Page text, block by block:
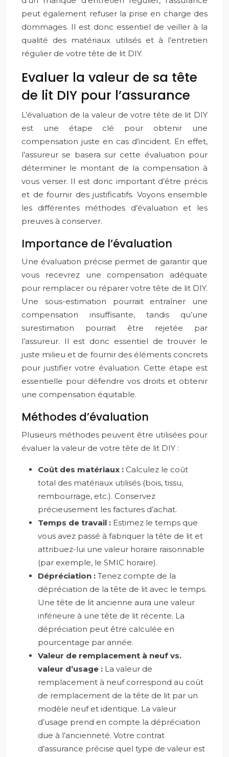
peut également refuser la prise en charge des
dommages. Il est donc essentiel de veiller à la
qualité des matériaux utilisés et à l’entretien
régulier de votre tête de lit DIY.
Evaluer la valeur de sa tête
de lit DIY pour l’assurance
L’évaluation de la valeur de votre tête de lit DIY
est une étape clé pour obtenir une
compensation juste en cas d’incident. En effet,
l’assureur se basera sur cette évaluation pour
déterminer le montant de la compensation à
vous verser. Il est donc important d’être précis
et de fournir des justificatifs. Voyons ensemble
les différentes méthodes d’évaluation et les
preuves à conserver.
Importance de l’évaluation
Une évaluation précise permet de garantir que
vous recevrez une compensation adéquate
pour remplacer ou réparer votre tête de lit DIY.
Une sous-estimation pourrait entraîner une
compensation insuffisante, tandis qu’une
surestimation pourrait être rejetée par
l’assureur. Il est donc essentiel de trouver le
juste milieu et de fournir des éléments concrets
pour justifier votre évaluation. Cette étape est
essentielle pour défendre vos droits et obtenir
une compensation équitable.
Méthodes d’évaluation
Plusieurs méthodes peuvent être utilisées pour
évaluer la valeur de votre tête de lit DIY :
Coût des matériaux : Calculez le coût
total des matériaux utilisés (bois, tissu,
rembourrage, etc.). Conservez
précieusement les factures d’achat.
Temps de travail : Estimez le temps que
vous avez passé à fabriquer la tête de lit et
attribuez-lui une valeur horaire raisonnable
(par exemple, le SMIC horaire).
Dépréciation : Tenez compte de la
dépréciation de la tête de lit avec le temps.
Une tête de lit ancienne aura une valeur
inférieure à une tête de lit récente. La
dépréciation peut être calculée en
pourcentage par année.
Valeur de remplacement à neuf vs.
valeur d’usage : La valeur de
remplacement à neuf correspond au coût
de remplacement de la tête de lit par un
modèle neuf et identique. La valeur
d’usage prend en compte la dépréciation
due à l’ancienneté. Votre contrat
d’assurance précise quel type de valeur est